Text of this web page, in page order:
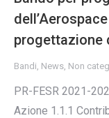
progettazione
Bandi News Non
PR-FESR 2021-
Azione 1.1.1